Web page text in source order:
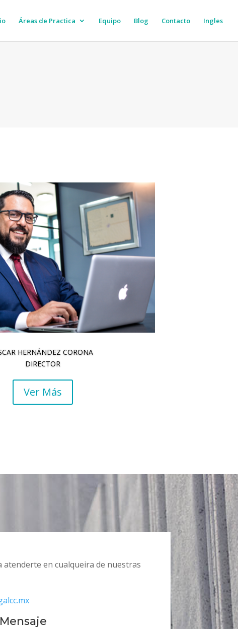
Áreas de Practica Equipo Blog Contacto Ingles
HERNÁNDEZ CORONA
DIRECTOR
Ver Más
atenderte en cualqueira de nuestras